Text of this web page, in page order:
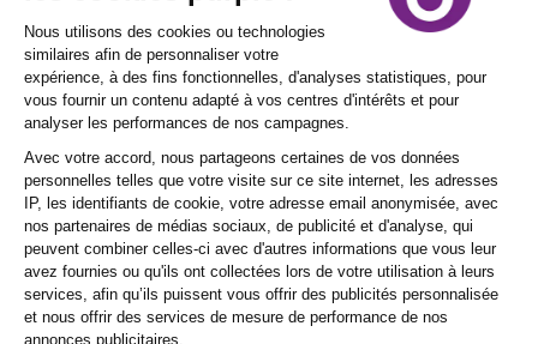
Barman
Le métier de barman ne se limite pas à la
préparation de cocktails : il est au cœur de
l’expérience client, alliant savoir-faire,
convivialité et créativité. Profession dynamique
et en forte demande, il offre de belles
perspectives d’évolution dans les secteurs de la
restauration, de l’hôtellerie et de
l’événementiel.
Assistant manager en restauration